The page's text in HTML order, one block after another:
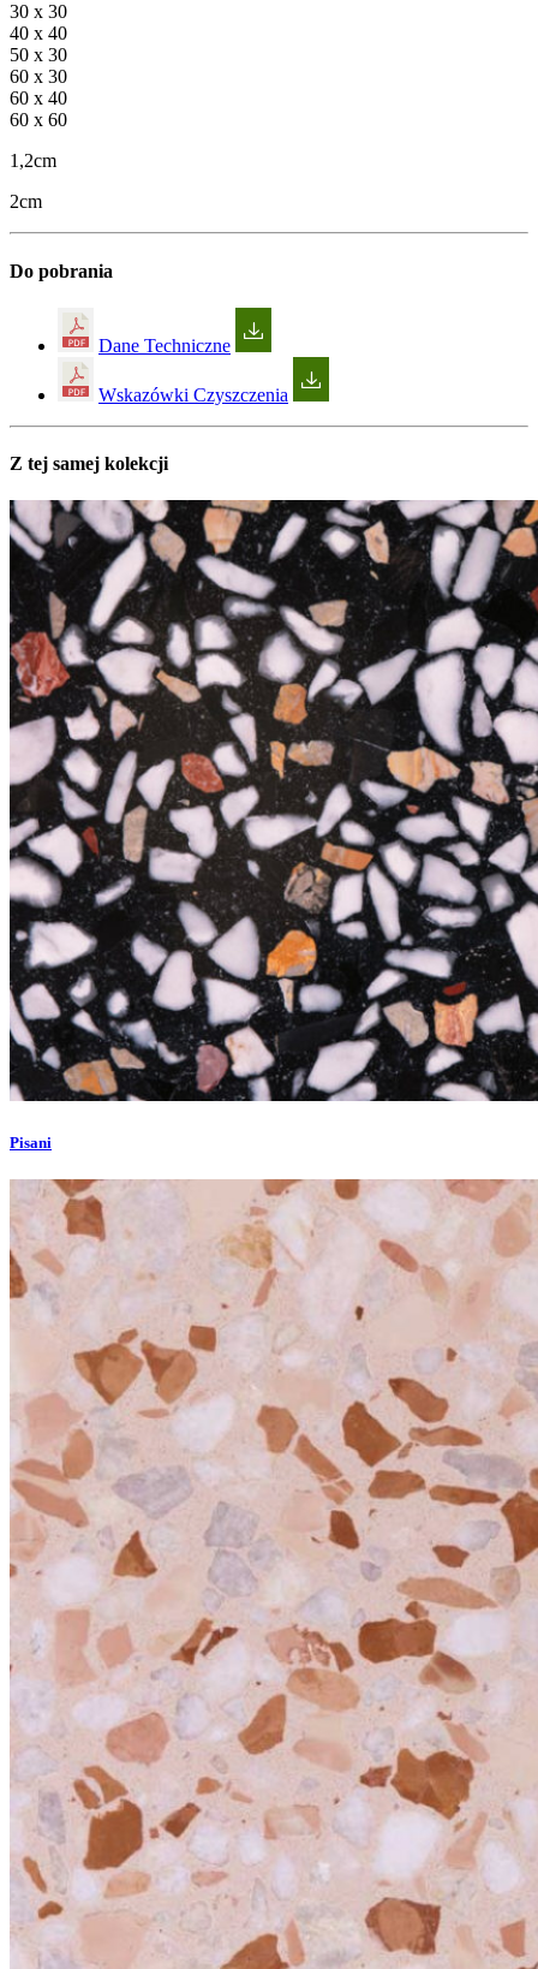
30 x 30
40 x 40
50 x 30
60 x 30
60 x 40
60 x 60
1,2cm
2cm
Do pobrania
Dane Techniczne
Wskazówki Czyszczenia
Z tej samej kolekcji
Pisani